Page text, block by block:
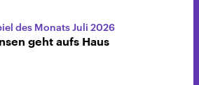
des Monats Juli 2026
geht aufs Haus